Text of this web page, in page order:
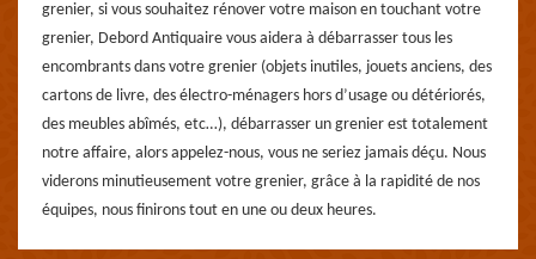
grenier, si vous souhaitez rénover votre maison en touchant votre
grenier, Debord Antiquaire vous aidera à débarrasser tous les
encombrants dans votre grenier (objets inutiles, jouets anciens, des
cartons de livre, des électro-ménagers hors d’usage ou détériorés,
des meubles abîmés, etc…), débarrasser un grenier est totalement
notre affaire, alors appelez-nous, vous ne seriez jamais déçu. Nous
viderons minutieusement votre grenier, grâce à la rapidité de nos
équipes, nous finirons tout en une ou deux heures.